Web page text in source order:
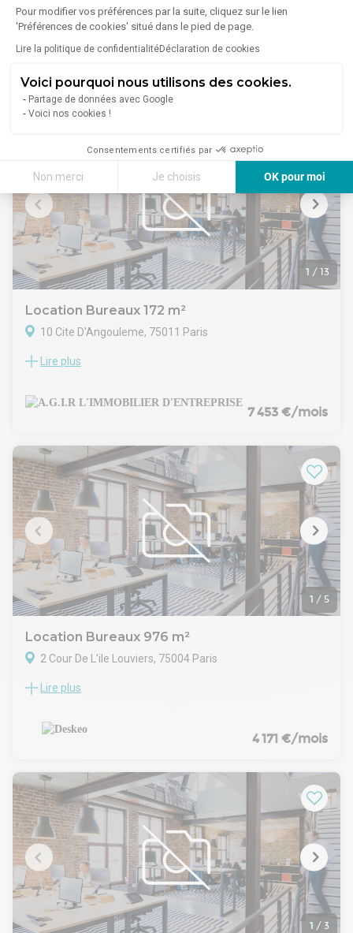
Pour modifier vos préférences par la suite, cliquez sur le lien
'Préférences de cookies' situé dans le pied de page.
Lire la politique de confidentialitéDéclaration de cookies
Voici pourquoi nous utilisons des cookies.
Partage de données avec Google
Voici nos cookies !
Consentements certifiés par
Non merci Je choisis
OK pour moi
Axeptio consent
Plateforme de Gestion du Consentement : Personnalisez vos Options
Notre plateforme vous permet d'adapter et de gérer vos paramètres
Bail : Contrat prestations de services
Régime fiscal : T.V.A.
Modalités : Paiement trimestriellement d'avance
Honoraires :
16 Rue Chapon, 75003 Paris
A toute proximité du M°Arts et Metiers, à louer une surface
de bureau de 95m² au 1er étage.
Un grand Open Space
Un bureau
1 cuisine équipée
CONDITIONS FINANCIERES
Loyer mensuel : 5000 € HT HC
Disponibilité : Dès accord
Lire plus
5 003 €/mois
1 / 13
Location Bureaux 172 m²
10 Cite D'Angouleme, 75011 Paris
Dans l' ancienne manufacture Dutertre, nous vous
à la location.Les bureaux, conçus par un architecte de renom,
offrent de beaux volumes et un cachet industriel.
bureaux/salles de réunions, une belle cuisine aménagée et
deux sanitaires.
Climatisation réversible
Baie de brassage et câblage informatique
Parquet dans l' open-space - Bolon dans les bureaux.
Double accès
Rack à vélos dans la cour
Loyer exonéré de TVA - CRL 2,5% -Frais d' acte à prévoir
Honoraire de commercialisation 30 % HT du loyer annuel HT
HC
Lire plus
7 453 €/mois
1 / 5
Location Bureaux 976 m²
2 Cour De L'ile Louviers, 75004 Paris
Location bureau Paris 4 | Morland Location de bureau Paris 4
à deux pas des quais de Seine. Situé au 17 Boulevard
Morland, 976 m² au 2? étage d'un immeuble emblématique.
emblématique du 4? arrondissement, entre la Seine, Bastille
et le Marais. Bâtiment restructuré en un lieu de vie à part
entière. Services : Wifi, Imprimante, Entretien, Sécurité,
Phonebooth, Tisanerie, Fontaine à eau, Parking,
Maintenance Métro : Sully-Morland - 2 min / Bastille - 7 min
Lire plus
4 171 €/mois
1 / 3